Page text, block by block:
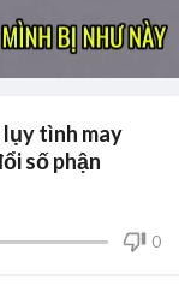
tình may
số phận
0